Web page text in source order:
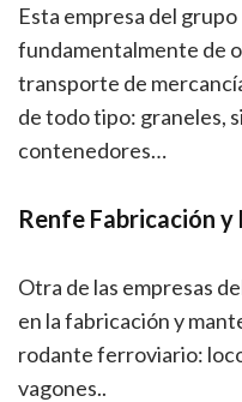
Esta empresa del
fundamentalmente de
transporte de
de todo tipo: graneles,
contenedores…
Renfe Fabricación y
Otra de las empresas
en la fabricación y
rodante ferroviario:
vagones..